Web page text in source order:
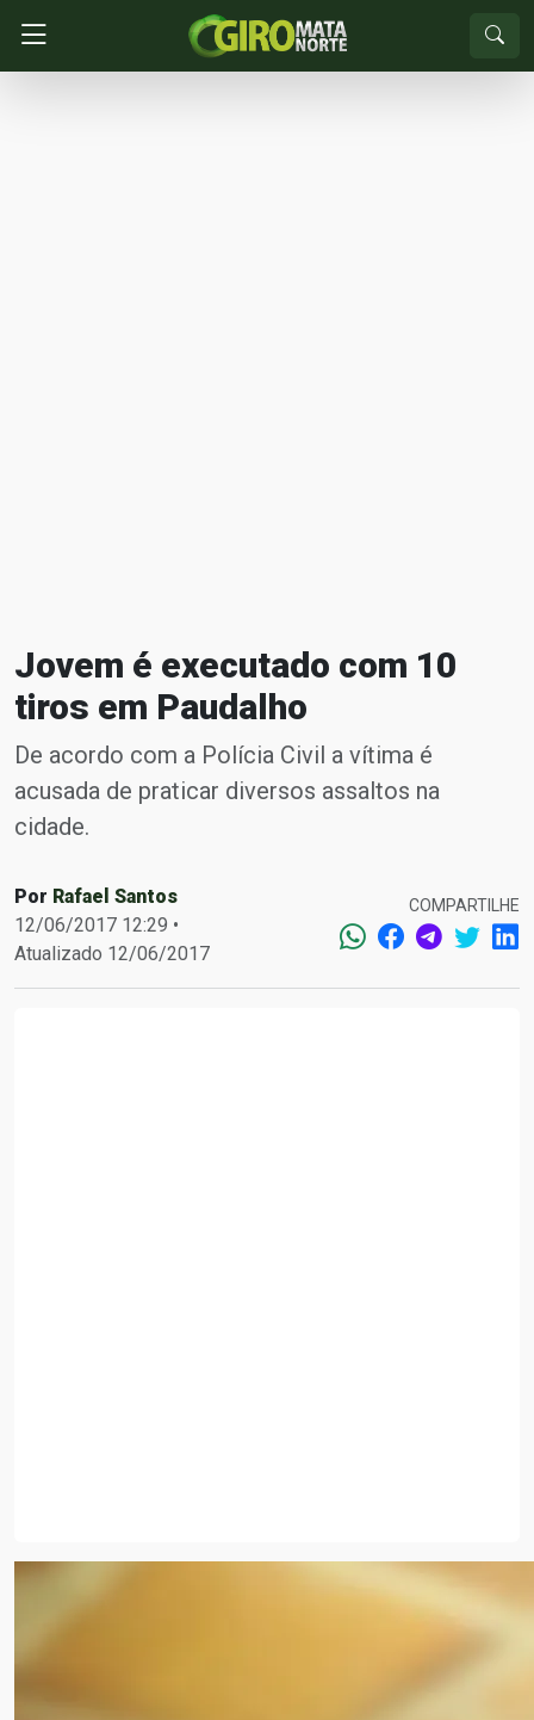
Jovem é executado com 10
tiros em Paudalho
De acordo com a Polícia Civil a vítima é
acusada de praticar diversos assaltos na
cidade.
Por Rafael Santos
12/06/2017 12:29 •
Atualizado 12/06/2017
COMPARTILHE